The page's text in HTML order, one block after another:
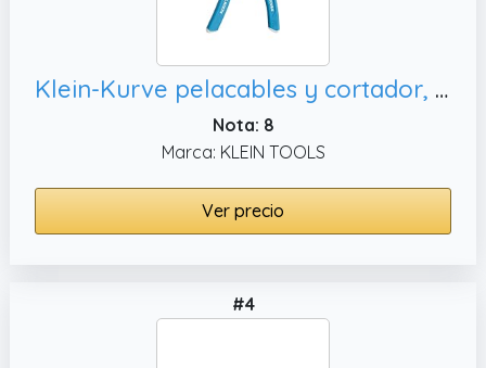
Klein-Kurve pelacables y cortador, para 8-18 AWG sólido y 10-20 AWG Klein Tools K11095
Nota: 8
Marca: KLEIN TOOLS
Ver precio
#4